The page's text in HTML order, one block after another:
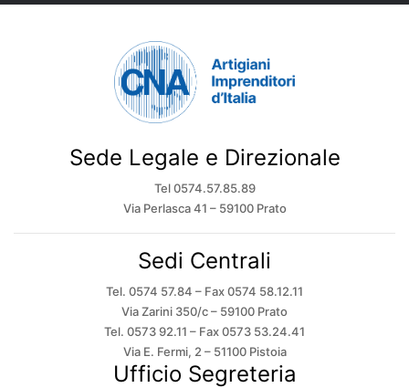
Sede Legale e Direzionale
Tel 0574.57.85.89
Via Perlasca 41 – 59100 Prato
Sedi Centrali
Tel. 0574 57.84 – Fax 0574 58.12.11
Via Zarini 350/c – 59100 Prato
Tel. 0573 92.11 – Fax 0573 53.24.41
Via E. Fermi, 2 – 51100 Pistoia
Ufficio Segreteria